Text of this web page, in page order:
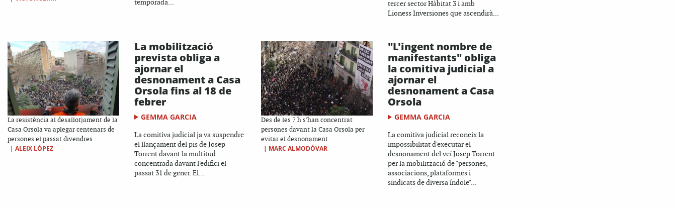
temporada...
tercer sector Hàbitat 3 i amb
Lioness Inversiones que ascendirà...
La resistència al desallotjament de la
Casa Orsola va aplegar centenars de
persones el passat divendres
| ALEIX LÓPEZ
La mobilització
prevista obliga a
ajornar el
desnonament a Casa
Orsola fins al 18 de
febrer
GEMMA GARCIA
La comitiva judicial ja va suspendre
el llançament del pis de Josep
Torrent davant la multitud
concentrada davant l'edifici el
passat 31 de gener. El...
Des de les 7 h s'han concentrat
persones davant la Casa Orsola per
evitar el desnonament
| MARC ALMODÓVAR
"L'ingent nombre de
manifestants" obliga
la comitiva judicial a
ajornar el
desnonament a Casa
Orsola
GEMMA GARCIA
La comitiva judicial reconeix la
impossibilitat d'executar el
desnonament del veí Josep Torrent
per la mobilització de "persones,
associacions, plataformes i
sindicats de diversa índole"...